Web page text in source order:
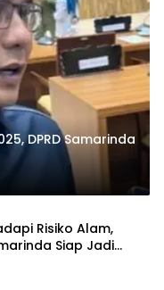
DPRD Samarinda
Risiko Alam,
Siap Jadi
Kalimantan